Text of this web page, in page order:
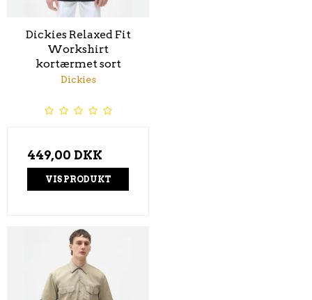
Dickies Relaxed Fit
Workshirt
kortærmet sort
Dickies
449,00 DKK
VIS PRODUKT